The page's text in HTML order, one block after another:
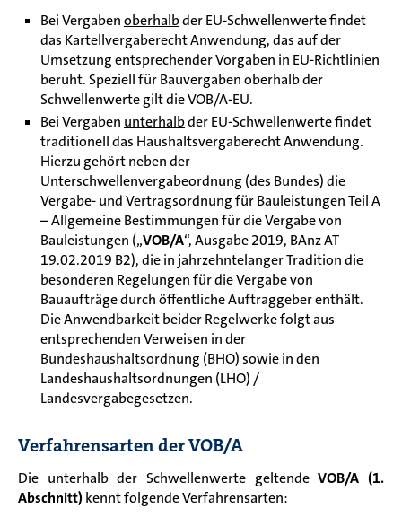
Bei Vergabenoberhalbder EU-Schwellenwerte findet
das Kartellvergaberecht Anwendung, das auf der
Umsetzung entsprechender Vorgaben in EU-Richtlinien
beruht. Speziell für Bauvergaben oberhalb der
Schwellenwerte gilt die VOB/A-EU.
Bei Vergaben unterhalbder EU-Schwellenwerte findet
traditionell das Haushaltsvergaberecht Anwendung.
Hierzu gehört neben der
Unterschwellenvergabeordnung (des Bundes) die
Vergabe- und Vertragsordnung für Bauleistungen Teil A
– Allgemeine Bestimmungen für die Vergabe von
Bauleistungen („VOB/A“, Ausgabe 2019, BAnz AT
19.02.2019 B2), die in jahrzehntelanger Tradition die
besonderen Regelungen für die Vergabe von
Bauaufträge durch öffentliche Auftraggeber enthält.
Die Anwendbarkeit beider Regelwerke folgt aus
entsprechenden Verweisen in der
Bundeshaushaltsordnung (BHO) sowie in den
Landeshaushaltsordnungen (LHO) /
Landesvergabegesetzen.
Verfahrensarten der VOB/A
Die unterhalb der Schwellenwerte geltendeVOB/A (1.
Abschnitt) kennt folgende Verfahrensarten: